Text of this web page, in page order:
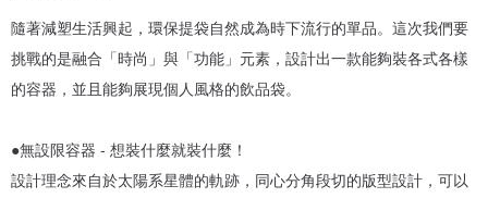
隨著減塑生活興起，環保提袋自然成為時下流行的單品。這次我們要
挑戰的是融合「時尚」與「功能」元素，設計出一款能夠裝各式各樣
的容器，並且能夠展現個人風格的飲品袋。
●無設限容器 - 想裝什麼就裝什麼！
設計理念來自於太陽系星體的軌跡，同心分角段切的版型設計，可以